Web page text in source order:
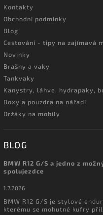
Kontakty
Obchodní podmínky
Blog
Cestování - tipy na zajímavá
Novinky
Brašny a vaky
Tankvaky
Kanystry, láhve, hydrapaky,
Boxy a pouzdra na nářadí
Držáky na mobily
BLOG
BMW R12 G/S a jedno z
spolujezdce
1.7.2026
BMW R12 G/S je stylové
kterému se mohutné kufry